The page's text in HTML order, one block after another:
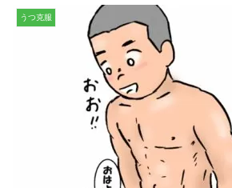
うつ克服